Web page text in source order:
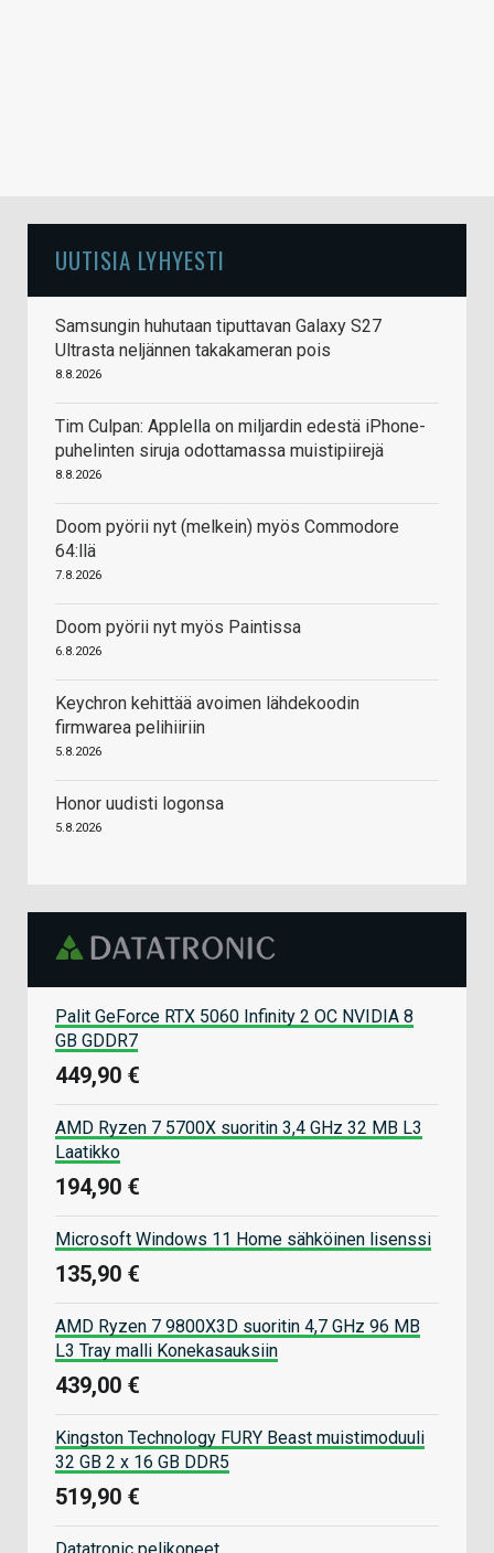
UUTISIA LYHYESTI
Samsungin huhutaan tiputtavan Galaxy S27
Ultrasta neljännen takakameran pois
8.8.2026
Tim Culpan: Applella on miljardin edestä iPhone-
puhelinten siruja odottamassa muistipiirejä
8.8.2026
Doom pyörii nyt (melkein) myös Commodore
64:llä
7.8.2026
Doom pyörii nyt myös Paintissa
6.8.2026
Keychron kehittää avoimen lähdekoodin
firmwarea pelihiiriin
5.8.2026
Honor uudisti logonsa
5.8.2026
Palit GeForce RTX 5060 Infinity 2 OC NVIDIA 8
GB GDDR7
449,90 €
AMD Ryzen 7 5700X suoritin 3,4 GHz 32 MB L3
Laatikko
194,90 €
Microsoft Windows 11 Home sähköinen lisenssi
135,90 €
AMD Ryzen 7 9800X3D suoritin 4,7 GHz 96 MB
L3 Tray malli Konekasauksiin
439,00 €
Kingston Technology FURY Beast muistimoduuli
32 GB 2 x 16 GB DDR5
519,90 €